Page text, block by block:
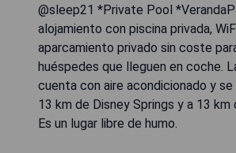
@sleep21 *Private Pool
alojamiento con piscina privada,
aparcamiento privado sin coste
huéspedes que lleguen en coche.
cuenta con aire acondicionado y
13 km de Disney Springs y a 13 km
Es un lugar libre de humo.